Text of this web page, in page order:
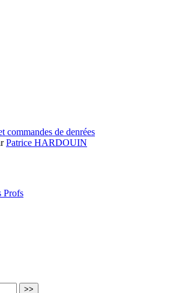
commandes de denrées
Patrice HARDOUIN
Profs
>>